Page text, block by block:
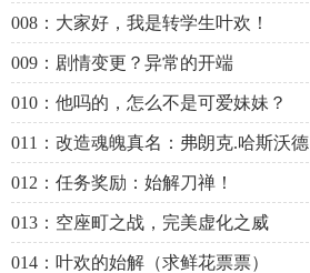
008：大家好，我是转学生叶欢！
009：剧情变更？异常的开端
010：他吗的，怎么不是可爱妹妹？
011：改造魂魄真名：弗朗克.哈斯沃德
012：任务奖励：始解刀禅！
013：空座町之战，完美虚化之威
014：叶欢的始解（求鲜花票票）